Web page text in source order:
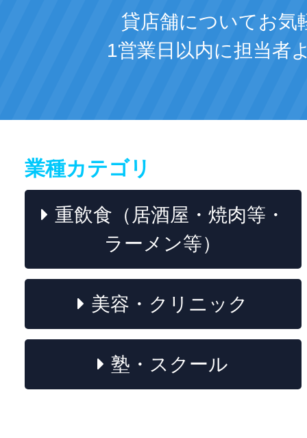
貸店舗についてお気
1営業日以内に担当者
業種カテゴリ
重飲食（居酒屋・焼肉等・
ラーメン等）
美容・クリニック
塾・スクール